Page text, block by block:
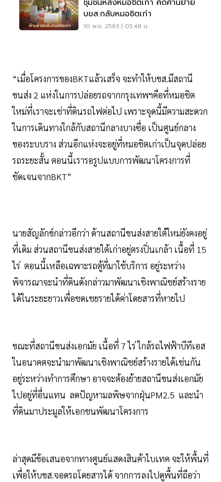
ชุมชนหลังหมอชิตเก่า คัดค้านย้าย
บขส.กลับหมอชิตเก่า
10 พ.ย. 2563 | 05:48 น.
“เมื่อโครงการของBKTแล้วเสร็จ จะทำให้บขส.มีสถานี
ขนส่ง 2 แห่งในการปล่อยรถจากกรุงเทพฯคือที่หมอชิต
ใหม่ที่เราจะเช่าที่ดินรถไฟต่อไป เพราะจุดนี้มีความสะดวก
ในการเดินทางใกล้กับสถานีกลางบางซื่อ เป็นศูนย์กลาง
ของระบบราง ส่วนอีกแห่งจะอยู่ที่หมอชิตเก่าเป็นจุดปล่อย
รถระยะสั้น ตอนนี้เรารอรูปแบบการพัฒนาโครงการที่
ชัดเจนจากBKT”
นายสัญลักข์กล่าวอีกว่า ด้านสถานีขนส่งสายใต้ใหม่ยังคงอยู่
ที่เดิม ส่วนสถานีขนส่งสายใต้เก่าอยู่ตรงปิ่นเกล้า เนื้อที่ 15
ไร่ ตอนนี้เหลือเฉพาะรถตู้ที่มาใช้บริการ อยู่ระหว่าง
พิจารณาจะนำที่ดินดังกล่าวมาพัฒนาเชิงพาณิชย์สร้างราย
ได้ในระยะยาวเพื่อชดเชยรายได้ค่าโดยสารที่หายไป
ขณะที่สถานีขนส่งเอกมัย เนื้อที่ 7 ไร่ ใกล้รถไฟฟ้าบีทีเอส
ในอนาคตจะนำมาพัฒนาเชิงพาณิชย์สร้างรายได้เช่นกัน
อยู่ระหว่างทำการศึกษา อาจจะต้องย้ายสถานีขนส่งเอกมัย
ไปอยู่ที่อื่นแทน ลดปัญหามลพิษจากฝุ่นPM2.5 และนำ
ที่ดินมาประมูลให้เอกชนพัฒนาโครงการ
ล่าสุดมีข้อเสนอจากทางศูนย์แสดงสินค้าไบเทค จะให้พื้นที่
เพื่อให้บขส.จอดรถโดยสารได้ จากการลงไปดูพื้นที่ถือว่า